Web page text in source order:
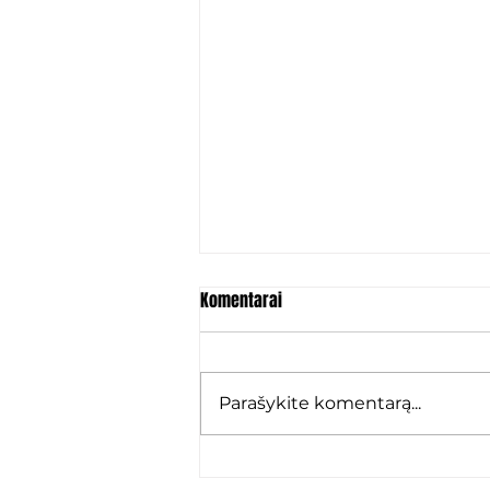
Komentarai
Parašykite komentarą...